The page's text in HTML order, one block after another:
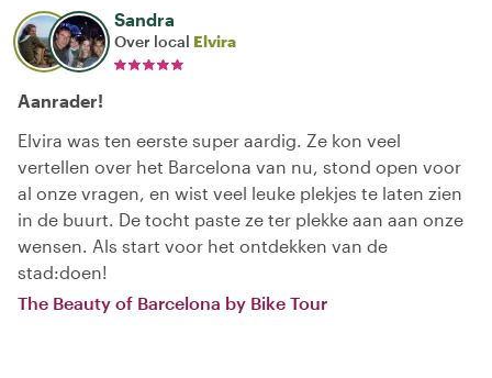
Sandra
Over local Elvira
Aanrader!
Elvira was ten eerste super aardig. Ze kon veel
vertellen over het Barcelona van nu, stond open voor
al onze vragen, en wist veel leuke plekjes te laten zien
in de buurt. De tocht paste ze ter plekke aan aan onze
wensen. Als start voor het ontdekken van de
stad:doen!
The Beauty of Barcelona by Bike Tour